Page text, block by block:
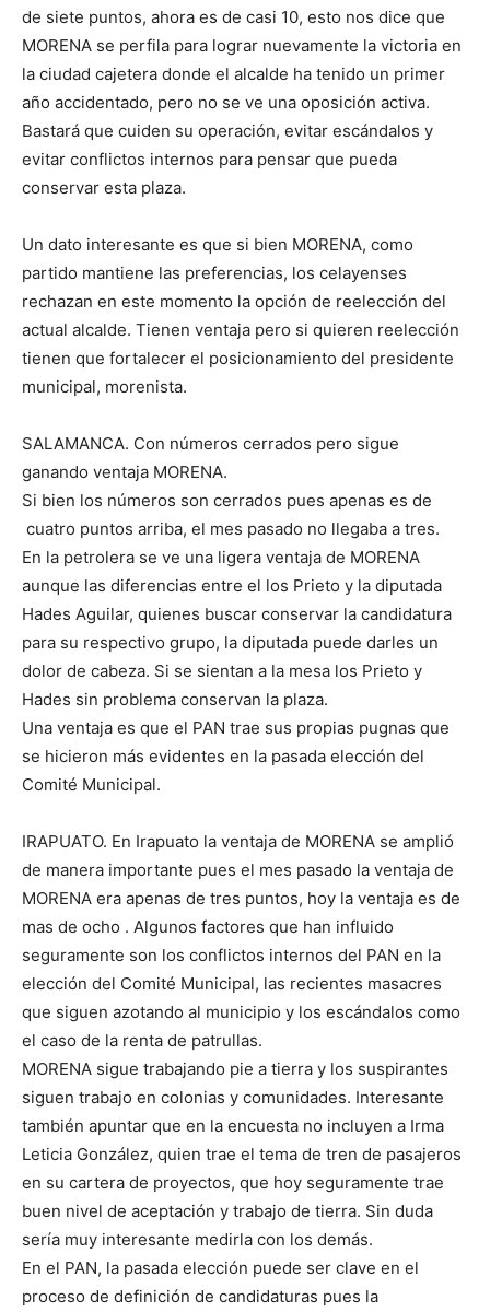
de siete puntos, ahora es de casi 10, esto nos dice que
MORENA se perfila para lograr nuevamente la victoria en
la ciudad cajetera donde el alcalde ha tenido un primer
año accidentado, pero no se ve una oposición activa.
Bastará que cuiden su operación, evitar escándalos y
evitar conflictos internos para pensar que pueda
conservar esta plaza.
Un dato interesante es que si bien MORENA, como
partido mantiene las preferencias, los celayenses
rechazan en este momento la opción de reelección del
actual alcalde. Tienen ventaja pero si quieren reelección
tienen que fortalecer el posicionamiento del presidente
municipal, morenista.
SALAMANCA. Con números cerrados pero sigue
ganando ventaja MORENA.
Si bien los números son cerrados pues apenas es de
cuatro puntos arriba, el mes pasado no llegaba a tres.
En la petrolera se ve una ligera ventaja de MORENA
aunque las diferencias entre el los Prieto y la diputada
Hades Aguilar, quienes buscar conservar la candidatura
para su respectivo grupo, la diputada puede darles un
dolor de cabeza. Si se sientan a la mesa los Prieto y
Hades sin problema conservan la plaza.
Una ventaja es que el PAN trae sus propias pugnas que
se hicieron más evidentes en la pasada elección del
Comité Municipal.
IRAPUATO. En Irapuato la ventaja de MORENA se amplió
de manera importante pues el mes pasado la ventaja de
MORENA era apenas de tres puntos, hoy la ventaja es de
mas de ocho . Algunos factores que han influido
seguramente son los conflictos internos del PAN en la
elección del Comité Municipal, las recientes masacres
que siguen azotando al municipio y los escándalos como
el caso de la renta de patrullas.
MORENA sigue trabajando pie a tierra y los suspirantes
siguen trabajo en colonias y comunidades. Interesante
también apuntar que en la encuesta no incluyen a Irma
Leticia González, quien trae el tema de tren de pasajeros
en su cartera de proyectos, que hoy seguramente trae
buen nivel de aceptación y trabajo de tierra. Sin duda
sería muy interesante medirla con los demás.
En el PAN, la pasada elección puede ser clave en el
proceso de definición de candidaturas pues la